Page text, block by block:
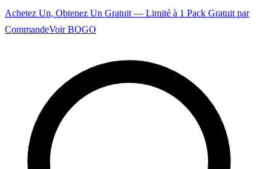
Achetez Un, Obtenez Un Gratuit — Limité à 1 Pack Gratuit par
CommandeVoir BOGO